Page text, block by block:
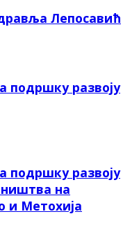
Лепосавић
подршку развоју
подршку развоју
на
и Метохија